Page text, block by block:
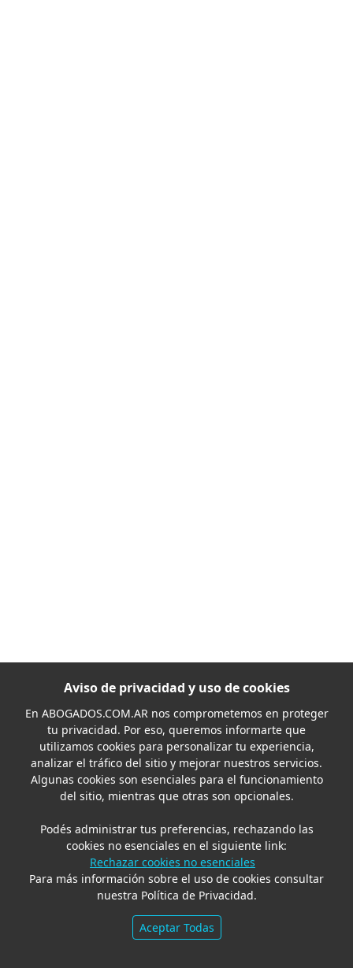
Aviso de privacidad y uso de cookies
En ABOGADOS.COM.ARnos comprometemos en proteger
tu privacidad. Por eso, queremos informarte que
utilizamos cookies para personalizar tu experiencia,
analizar el tráfico del sitio y mejorar nuestros servicios.
Algunas cookies son esenciales para el funcionamiento
del sitio, mientras que otras son opcionales.
Podés administrar tus preferencias, rechazando las
cookies no esenciales en el siguiente link:
Rechazar cookies no esenciales
Para más información sobre el uso de cookies consultar
nuestra Política de Privacidad.
Aceptar Todas